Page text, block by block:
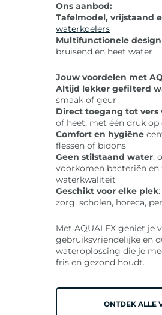
Ons aanbod:
Tafelmodel, vrijstaand
waterkoelers
Multifunctionele
bruisend én heet water
Jouw voordelen met
Altijd lekker gefilterd
smaak of geur
Direct toegang tot vers
of heet, met één druk op
Comfort en hygiëne
flessen of bidons
Geen stilstaand water:
voorkomen bacteriën
waterkwaliteit
Geschikt voor elke plek
zorg, scholen, horeca,
Met AQUALEX geniet je
gebruiksvriendelijke en
wateroplossing die je
fris en gezond houdt.
ONTDEK ALLE